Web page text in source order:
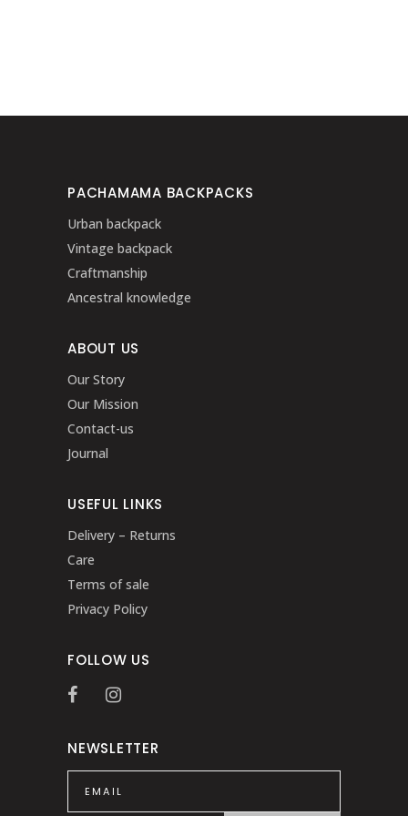
PACHAMAMA BACKPACKS
Urban backpack
Vintage backpack
Craftmanship
Ancestral knowledge
ABOUT US
Our Story
Our Mission
Contact-us
Journal
USEFUL LINKS
Delivery – Returns
Care
Terms of sale
Privacy Policy
FOLLOW US
NEWSLETTER